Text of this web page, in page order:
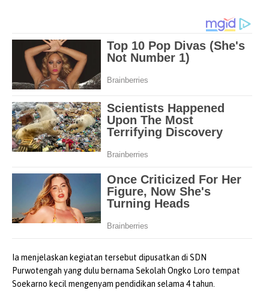
Ia menjelaskan kegiatan tersebut dipusatkan di SDN
Purwotengah yang dulu bernama Sekolah Ongko Loro tempat
Soekarno kecil mengenyam pendidikan selama 4 tahun.